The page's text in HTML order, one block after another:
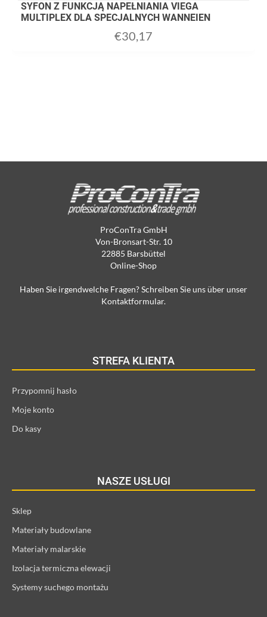
SYFON Z FUNKCJĄ NAPEŁNIANIA VIEGA
MULTIPLEX DLA SPECJALNYCH WANNEIEN
€30,17
ProConTra GmbH
Von-Bronsart-Str. 10
22885 Barsbüttel
Online-Shop
Haben Sie irgendwelche Fragen? Schreiben Sie uns über unser
Kontaktformular.
STREFA KLIENTA
Przypomnij hasło
Moje konto
Do kasy
NASZE USŁUGI
Sklep
Materiały budowlane
Materiały malarskie
Izolacja termiczna elewacji
Systemy suchego montażu